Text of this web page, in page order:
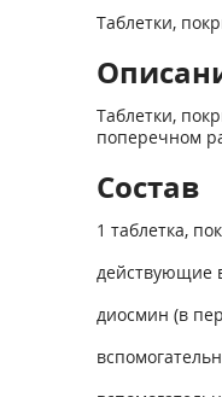
Таблетки,
Таблетки,
поперечном
Состав
1 таблетка,
действующие
диосмин (в